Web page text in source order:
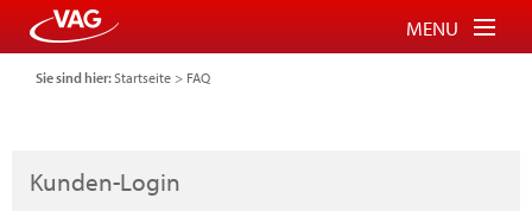
MENU
Tickets für Bus und Bahn
Parkberechtigung für P+R
Sie sind hier:Startseite > FAQ
Kunden-Login